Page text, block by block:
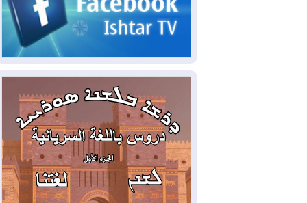
سبتة تتصاعد وتضغط على مدريد
لمدة عام.. بدء توريد 100
مليون قدم مكعب يومياً من غاز كورمور في
إقليم كوردستان إلى وزارة الكهرباء العراقية
2026-08-05
15كارثة بيئية ومناخية ترسم
ملامح أخطر التحديات التي تواجه العراق
اليوم
2026-08-05
حرائق فرنسا.. توقيف 402
شخص بينهم 156 قاصرا منذ بداية موسم
الحرائق